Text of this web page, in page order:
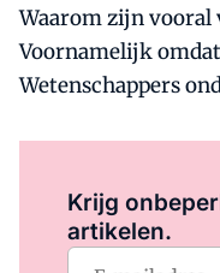
Waarom zijn vooral
Voornamelijk
Wetenschappers
Krijg
artikelen.